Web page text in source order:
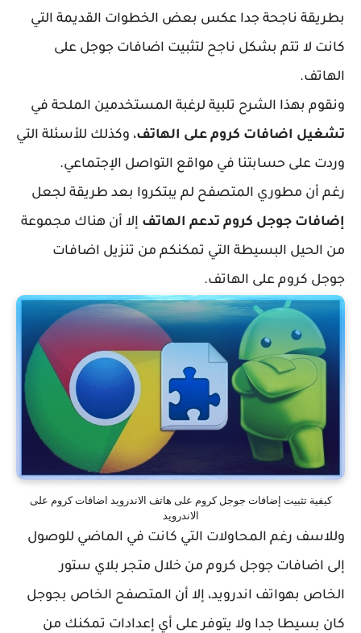
بطريقة ناجحة جدا عكس بعض الخطوات القديمة التي
كانت لا تتم بشكل ناجح لتثبيت اضافات جوجل على
الهاتف.
ونقوم بهذا الشرح تلبية لرغبة المستخدمين الملحة في
تشغيل اضافات كروم على الهاتف، وكذلك للأسئلة التي
وردت على حسابتنا في مواقع التواصل الإجتماعي.
رغم أن مطوري المتصفح لم يبتكروا بعد طريقة لجعل
إضافات جوجل كروم تدعم الهاتف إلا أن هناك مجموعة
من الحيل البسيطة التي تمكنكم من تنزيل اضافات
جوجل كروم على الهاتف.
كيفية تثبيت إضافات جوجل كروم على هاتف الاندرويد اضافات كروم على
الاندرويد
وللاسف رغم المحاولات التي كانت في الماضي للوصول
إلى اضافات جوجل كروم من خلال متجر بلاي ستور
الخاص بهواتف اندرويد، إلا أن المتصفح الخاص بجوجل
كان بسيطا جدا ولا يتوفر على أي إعدادات تمكنك من